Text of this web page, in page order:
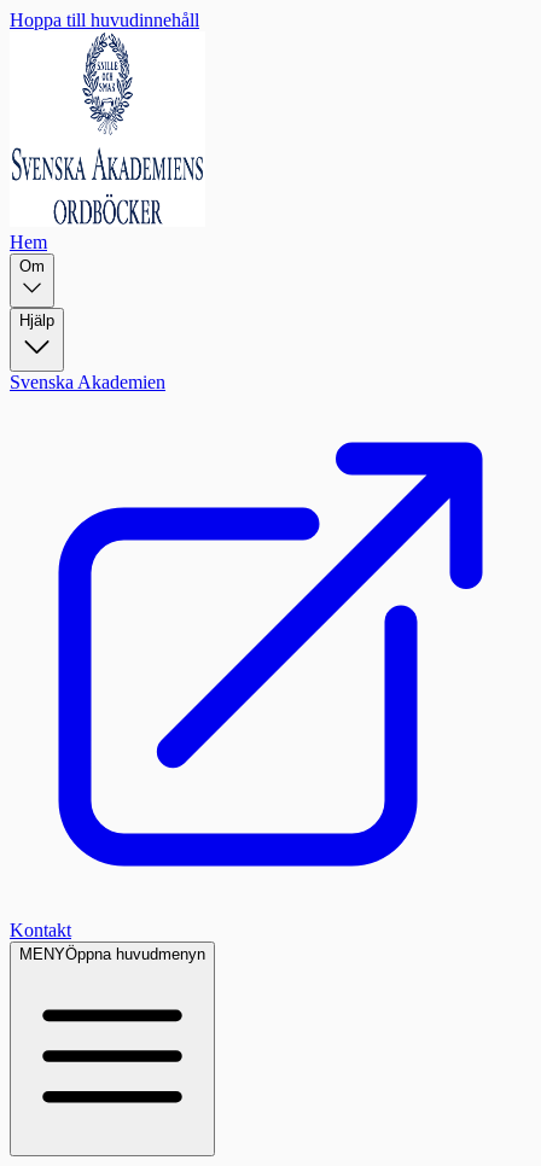
Hoppa till huvudinnehåll
Hem
Om
Hjälp
Svenska Akademien
Kontakt
MENYÖppna huvudmenyn